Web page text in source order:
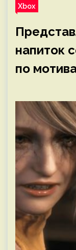
Xbox
напиток
по